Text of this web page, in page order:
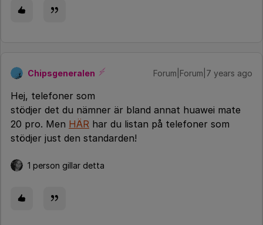
Chipsgeneralen Forum|Forum|7 years ago
Hej, telefoner som
stödjer det du nämner är bland annat huawei mate
20 pro. Men HÄR har du listan på telefoner som
stödjer just den standarden!
1 person gillar detta